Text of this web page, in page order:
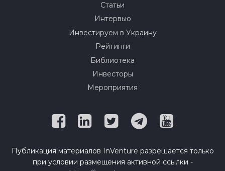
Статьи
Интервью
Инвестируем в Украину
Рейтинги
Библиотека
Инвесторы
Мероприятия
Публикация материалов InVenture разрешается только
при условии размещения активной ссылки -